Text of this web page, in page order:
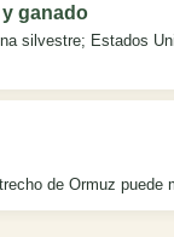
ganado
silvestre; Estados
de Ormuz